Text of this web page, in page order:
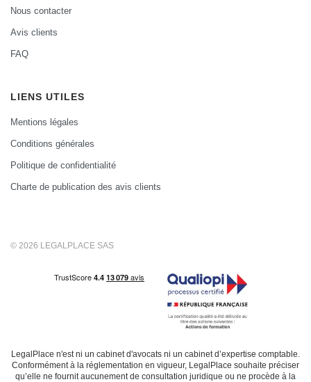
Nous contacter
Avis clients
FAQ
LIENS UTILES
Mentions légales
Conditions générales
Politique de confidentialité
Charte de publication des avis clients
© 2026 LEGALPLACE SAS
LegalPlace n'est ni un cabinet d'avocats ni un cabinet d’expertise comptable.
Conformément à la réglementation en vigueur, LegalPlace souhaite préciser
qu’elle ne fournit aucunement de consultation juridique ou ne procède à la